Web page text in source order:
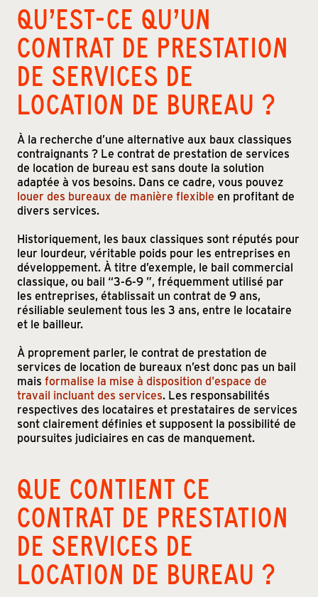
QU’EST-CE QU’UN
CONTRAT DE PRESTATION
DE SERVICES DE
LOCATION DE BUREAU ?
À la recherche d’une alternative aux baux classiques
contraignants ? Le contrat de prestation de services
de location de bureau est sans doute la solution
adaptée à vos besoins. Dans ce cadre, vous pouvez
louer des bureaux de manière flexible en profitant de
divers services.
Historiquement, les baux classiques sont réputés pour
leur lourdeur, véritable poids pour les entreprises en
développement. À titre d’exemple, le bail commercial
classique, ou bail “3-6-9 ”, fréquemment utilisé par
les entreprises, établissait un contrat de 9 ans,
résiliable seulement tous les 3 ans, entre le locataire
et le bailleur.
À proprement parler, le contrat de prestation de
services de location de bureaux n’est donc pas un bail
mais formalise la mise à disposition d'espace de
travail incluant des services. Les responsabilités
respectives des locataires et prestataires de services
sont clairement définies et supposent la possibilité de
poursuites judiciaires en cas de manquement.
QUE CONTIENT CE
CONTRAT DE PRESTATION
DE SERVICES DE
LOCATION DE BUREAU ?